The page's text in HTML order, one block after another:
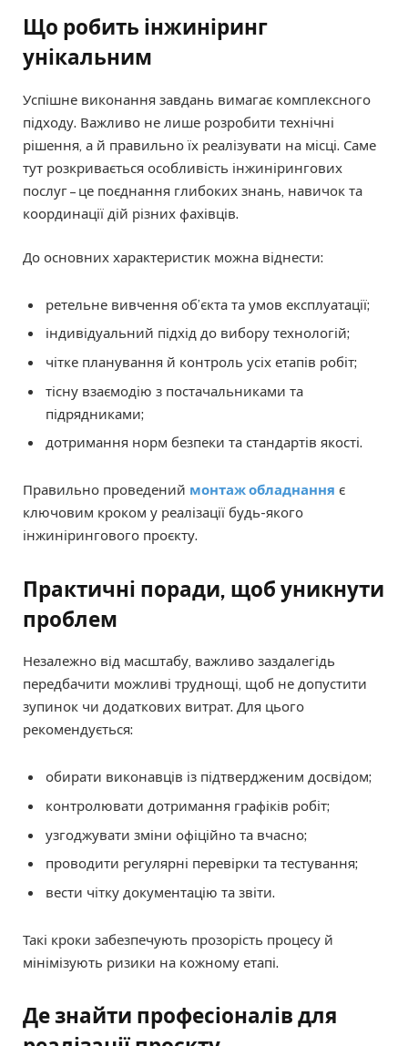
Що робить інжиніринг
унікальним
Успішне виконання завдань вимагає комплексного
підходу. Важливо не лише розробити технічні
рішення, а й правильно їх реалізувати на місці. Саме
тут розкривається особливість інжинірингових
послуг – це поєднання глибоких знань, навичок та
координації дій різних фахівців.
До основних характеристик можна віднести:
ретельне вивчення об’єкта та умов експлуатації;
індивідуальний підхід до вибору технологій;
чітке планування й контроль усіх етапів робіт;
тісну взаємодію з постачальниками та
підрядниками;
дотримання норм безпеки та стандартів якості.
Правильно проведений монтаж обладнання є
ключовим кроком у реалізації будь-якого
інжинірингового проєкту.
Практичні поради, щоб уникнути
проблем
Незалежно від масштабу, важливо заздалегідь
передбачити можливі труднощі, щоб не допустити
зупинок чи додаткових витрат. Для цього
рекомендується:
обирати виконавців із підтвердженим досвідом;
контролювати дотримання графіків робіт;
узгоджувати зміни офіційно та вчасно;
проводити регулярні перевірки та тестування;
вести чітку документацію та звіти.
Такі кроки забезпечують прозорість процесу й
мінімізують ризики на кожному етапі.
Де знайти професіоналів для